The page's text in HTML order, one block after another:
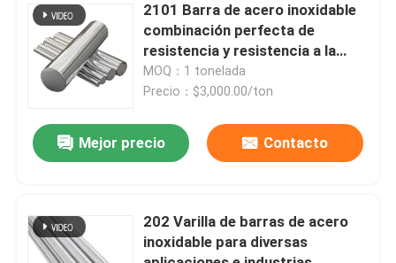
Control de Calidad
Contacto
noticias
Solicitar una cotización
2101 Barra de acero inoxidable
combinación perfecta de
resistencia y resistencia a la
corrosión
MOQ：1 tonelada
Precio：$3,000.00/ton
Mejor precio Contacto
202 Varilla de barras de acero
inoxidable para diversas